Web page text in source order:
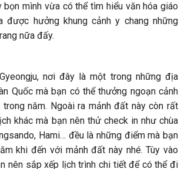
mình vừa có thể tìm hiểu văn hóa giáo
được hưởng khung cảnh y chang những
nữa đấy.
nơi đây là một trong những địa
Quốc mà bạn có thể thưởng ngoạn cảnh
năm. Ngoài ra mảnh đất này còn rất
khác mà bạn nên thử check in như chùa
Hami… đều là những điểm mà bạn
khi đến với mảnh đất này nhé. Tùy vào
nên sắp xếp lịch trình chi tiết để có thể đi